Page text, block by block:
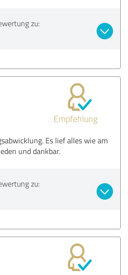
zu:
Empfehlung
Es lief alles wie am
und dankbar.
zu: